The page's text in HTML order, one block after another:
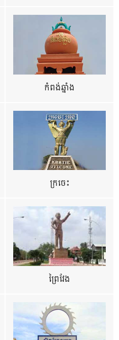
កំពង់ឆ្នាំង
ក្រចេះ
ព្រៃវែង